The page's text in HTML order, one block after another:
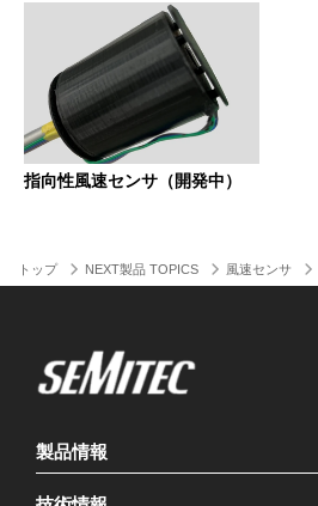
指向性風速センサ（開発中）
トップ NEXT製品 TOPICS 風速センサ
製品情報